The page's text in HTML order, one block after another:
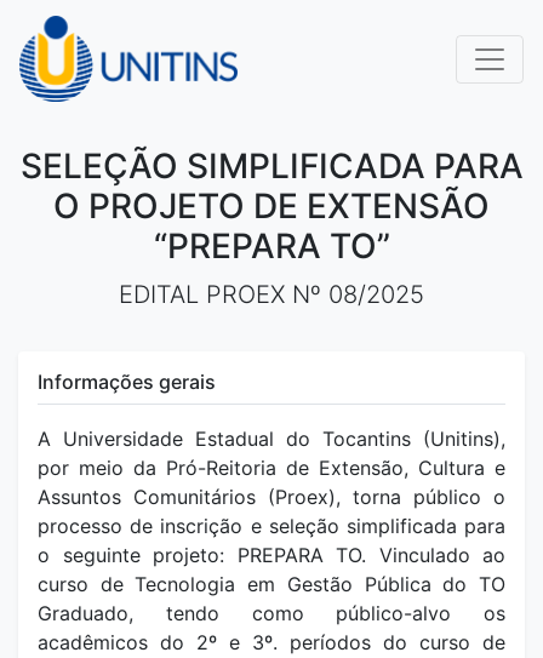
SELEÇÃO SIMPLIFICADA PARA
O PROJETO DE EXTENSÃO
“PREPARA TO”
EDITAL PROEX Nº 08/2025
Informações gerais
A Universidade Estadual do Tocantins (Unitins),
por meio da Pró-Reitoria de Extensão, Cultura e
Assuntos Comunitários (Proex), torna público o
processo de inscrição e seleção simplificada para
o seguinte projeto: PREPARA TO. Vinculado ao
curso de Tecnologia em Gestão Pública do TO
Graduado, tendo como público-alvo os
acadêmicos do 2º e 3º. períodos do curso de